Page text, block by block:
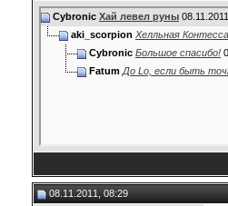
Cybronic Хай левел руны 08.11.2011,
aki_scorpion Хелльная
Cybronic Большое спасибо!
Fatum До Lo, если быть
08.11.2011, 08:29